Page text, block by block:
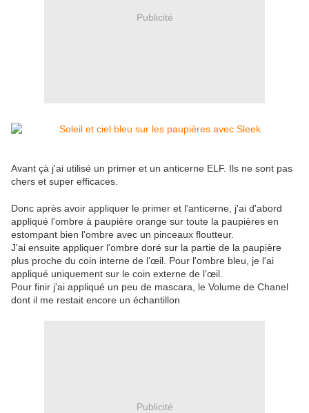
Publicité
Avant çà j'ai utilisé un primer et un anticerne ELF. Ils ne sont pas
chers et super efficaces.
Donc après avoir appliquer le primer et l'anticerne, j'ai d'abord
appliqué l'ombre à paupière orange sur toute la paupières en
estompant bien l'ombre avec un pinceaux floutteur.
J'ai ensuite appliquer l'ombre doré sur la partie de la paupière
plus proche du coin interne de l’œil. Pour l'ombre bleu, je l'ai
appliqué uniquement sur le coin externe de l’œil.
Pour finir j'ai appliqué un peu de mascara, le Volume de Chanel
dont il me restait encore un échantillon
Publicité